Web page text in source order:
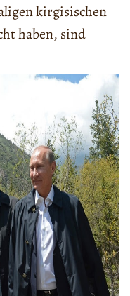
kirgisischen
haben, sind